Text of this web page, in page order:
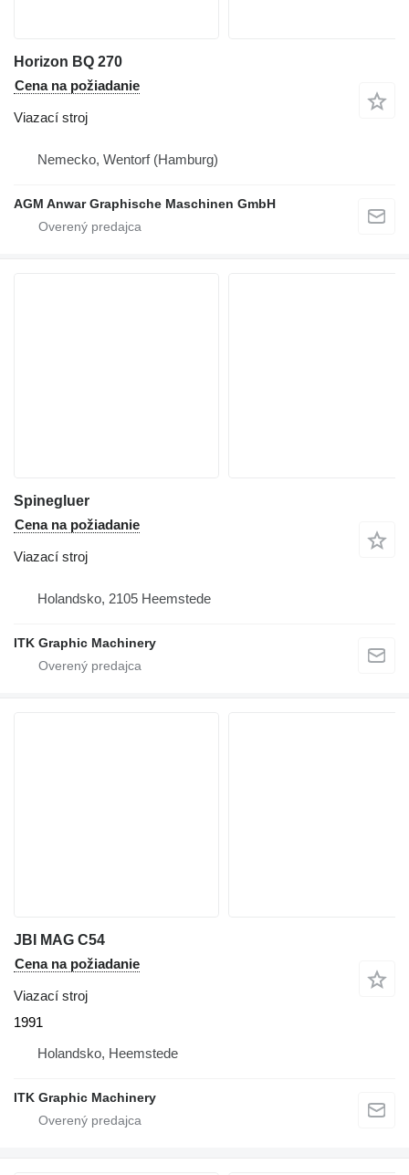
Horizon BQ 270
Cena na požiadanie
Viazací stroj
Nemecko, Wentorf (Hamburg)
AGM Anwar Graphische Maschinen GmbH
Spinegluer
Cena na požiadanie
Viazací stroj
Holandsko, 2105 Heemstede
ITK Graphic Machinery
JBI MAG C54
Cena na požiadanie
Viazací stroj
1991
Holandsko, Heemstede
ITK Graphic Machinery